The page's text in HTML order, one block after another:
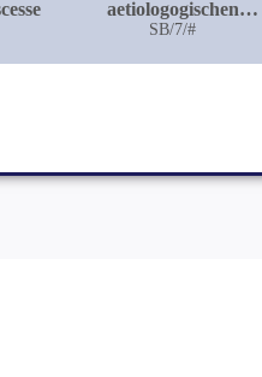
aetiologogischen
Zusammenhang von
Gelenkeiterungen, 3)
SB/7/#